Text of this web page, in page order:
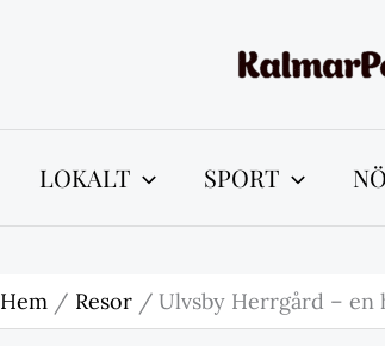
LOKALT SPORT
Hem Resor Ulvsby Herrgård –